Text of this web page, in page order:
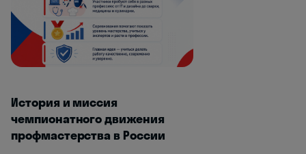
История и миссия
чемпионатного движения
профмастерства в России